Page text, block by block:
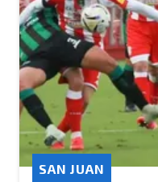
SAN JUAN